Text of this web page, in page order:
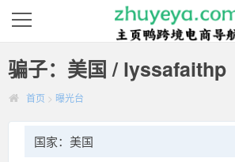
骗子：美国 / lyssafaithp
首页 > 曝光台
国家：美国